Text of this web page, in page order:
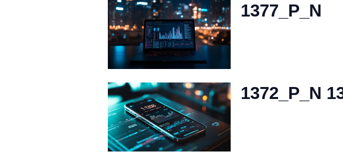
1377_P_N
1372_P_N